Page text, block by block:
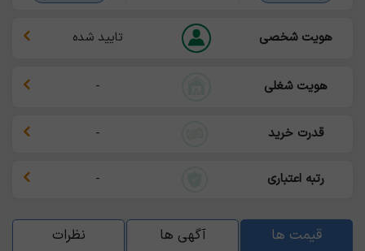
هویت شخصی تایید شده
هویت شغلی -
قدرت خرید -
رتبه اعتباری -
قیمت ها آگهی ها نظرات